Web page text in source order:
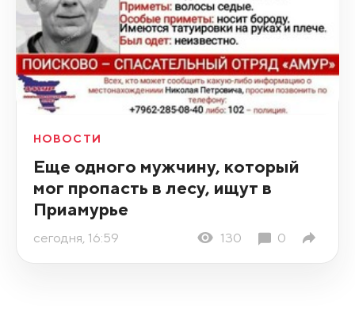
НОВОСТИ
Еще одного мужчину, который
мог пропасть в лесу, ищут в
Приамурье
сегодня, 16:59 130 0